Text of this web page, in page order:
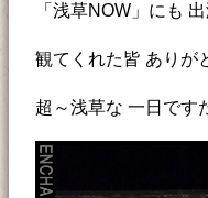
「浅草NOW」にも
観てくれた皆 ありが
超～浅草な 一日です